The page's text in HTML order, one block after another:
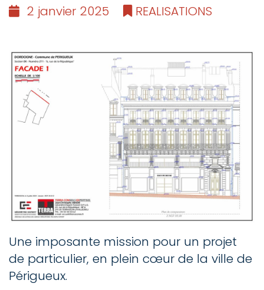
2 janvier 2025 REALISATIONS
Une imposante mission pour un projet
de particulier, en plein cœur de la ville de
Périgueux.